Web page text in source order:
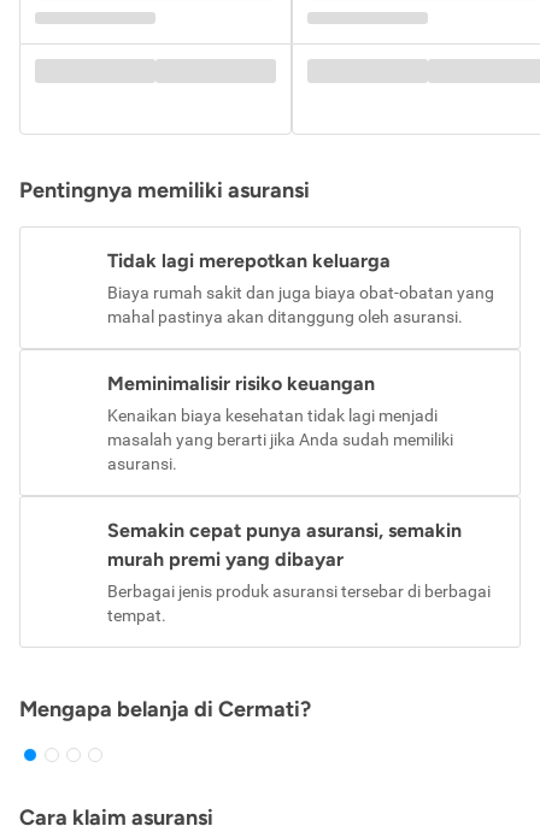
Pentingnya memiliki asuransi
Tidak lagi merepotkan keluarga
Biaya rumah sakit dan juga biaya obat-obatan yang
mahal pastinya akan ditanggung oleh asuransi.
Meminimalisir risiko keuangan
Kenaikan biaya kesehatan tidak lagi menjadi
masalah yang berarti jika Anda sudah memiliki
asuransi.
Semakin cepat punya asuransi, semakin
murah premi yang dibayar
Berbagai jenis produk asuransi tersebar di berbagai
tempat.
Mengapa belanja di Cermati?
Cara klaim asuransi